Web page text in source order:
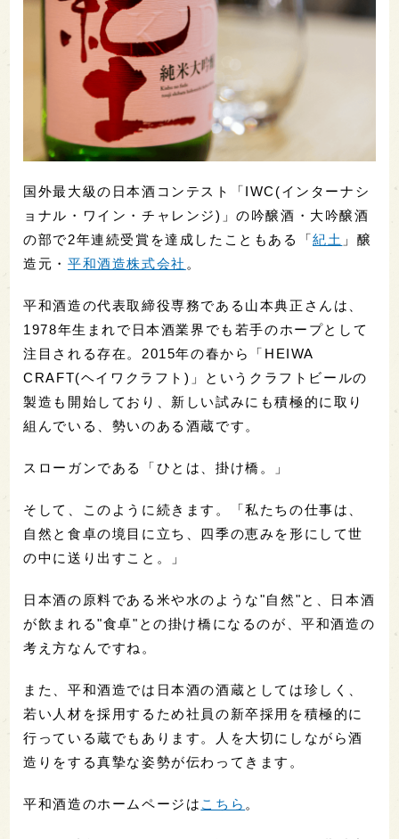
国外最大級の日本酒コンテスト「IWC(インターナシ
ョナル・ワイン・チャレンジ)」の吟醸酒・大吟醸酒
の部で2年連続受賞を達成したこともある「紀土 」醸
造元・平和酒造株式会社 。
平和酒造の代表取締役専務である山本典正さんは、
1978年生まれで日本酒業界でも若手のホープとして
注目される存在。2015年の春から「HEIWA
CRAFT(ヘイワクラフト)」というクラフトビールの
製造も開始しており、新しい試みにも積極的に取り
組んでいる、勢いのある酒蔵です。
スローガンである「ひとは、掛け橋。」
そして、このように続きます。「私たちの仕事は、
自然と食卓の境目に立ち、四季の恵みを形にして世
の中に送り出すこと。」
日本酒の原料である米や水のような"自然"と、日本酒
が飲まれる"食卓"との掛け橋になるのが、平和酒造の
考え方なんですね。
また、平和酒造では日本酒の酒蔵としては珍しく、
若い人材を採用するため社員の新卒採用を積極的に
行っている蔵でもあります。人を大切にしながら酒
造りをする真摯な姿勢が伝わってきます。
平和酒造のホームページは こちら 。